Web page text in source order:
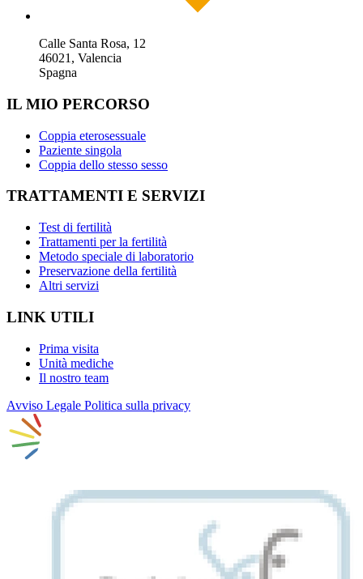
Calle Santa Rosa, 12
46021, Valencia
Spagna
IL MIO PERCORSO
Coppia eterosessuale
Paziente singola
Coppia dello stesso sesso
TRATTAMENTI E SERVIZI
Test di fertilità
Trattamenti per la fertilità
Metodo speciale di laboratorio
Preservazione della fertilità
Altri servizi
LINK UTILI
Prima visita
Unità mediche
Il nostro team
Avviso Legale Politica sulla privacy